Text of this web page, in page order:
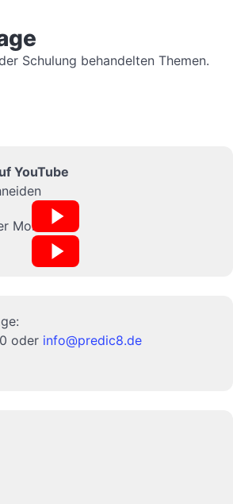
Schulung behandelten Themen.
YouTube
Monolith?
oder info@predic8.de